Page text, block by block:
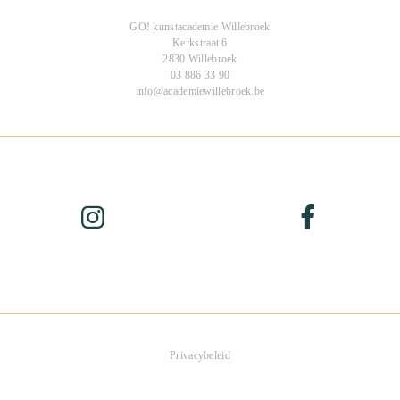
GO! kunstacademie Willebroek
Kerkstraat 6
2830 Willebroek
03 886 33 90
info@academiewillebroek.be
Privacybeleid